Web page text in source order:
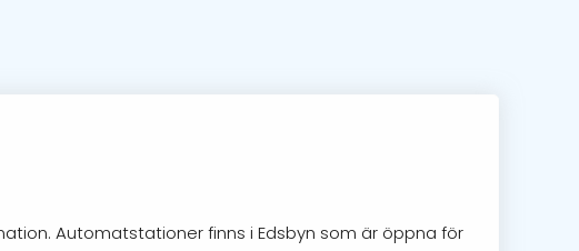
Automatstationer finns i Edsbyn som är öppna för